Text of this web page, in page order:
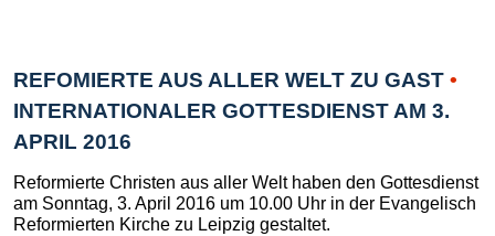
REFOMIERTE AUS ALLER WELT ZU GAST •
INTERNATIONALER GOTTESDIENST AM 3.
APRIL 2016
Reformierte Christen aus aller Welt haben den Gottesdienst
am Sonntag, 3. April 2016 um 10.00 Uhr in der Evangelisch
Reformierten Kirche zu Leipzig gestaltet.